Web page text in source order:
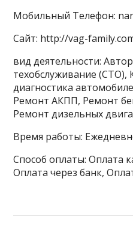
Мобильный Телефон:
Сайт: http://vag-
вид деятельности:
техобслуживание
диагностика
Ремонт АКПП, Ремонт
Ремонт дизельных
Время работы:
Способ оплаты: Оплата
Оплата через банк,